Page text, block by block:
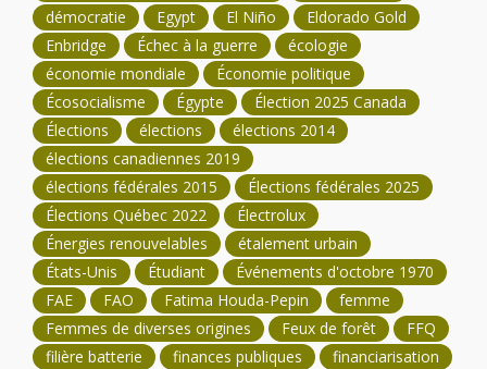
démocratie
Egypt El Niño
Eldorado Gold
Enbridge
Échec à la guerre
écologie
économie mondiale
Économie politique
Écosocialisme
Égypte
Élection 2025 Canada
Élections
élections
élections 2014
élections canadiennes 2019
élections fédérales 2015
Élections fédérales 2025
Élections Québec 2022
Électrolux
Énergies renouvelables
étalement urbain
États-Unis
Étudiant
Événements d'octobre 1970
FAE
FAO Fatima Houda-Pepin
femme
Femmes de diverses origines
Feux de forêt
FFQ
filière batterie
finances publiques
financiarisation